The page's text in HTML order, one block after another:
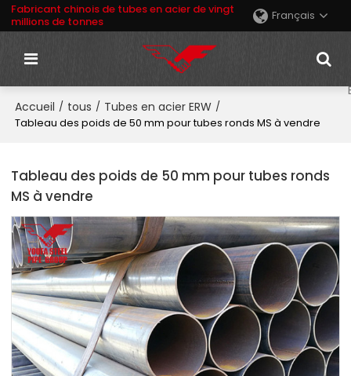
Fabricant chinois de tubes en acier de vingt
millions de tonnes
Français
Accueil / tous / Tubes en acier ERW /
Tableau des poids de 50 mm pour tubes ronds MS à vendre
Tableau des poids de 50 mm pour tubes ronds
MS à vendre